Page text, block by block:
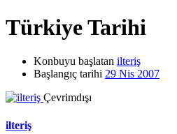
Türkiye Tarihi
Konbuyu başlatan ilteriş
Başlangıç tarihi 29 Nis 2007
Çevrimdışı
ilteriş